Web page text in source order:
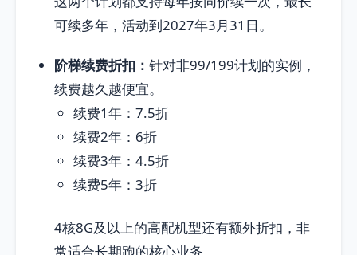
可续多年，活动到2027年3月31日。
阶梯续费折扣： 针对非99/199计划的实例，
续费越久越便宜。
续费1年：7.5折
续费2年：6折
续费3年：4.5折
续费5年：3折
4核8G及以上的高配机型还有额外折扣，非
常适合长期跑的核心业务。